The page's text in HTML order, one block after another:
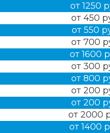
от 1250
от 450
от 550
от 700
от 1600
от 300
от 800
от 200
от 200
от 2000
от 1400